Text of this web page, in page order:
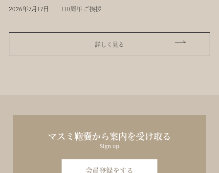
2026年7月17日 110周年 ご挨拶
詳しく見る
マスミ鞄嚢から案内を受け取る
Sign up
会員登録をする